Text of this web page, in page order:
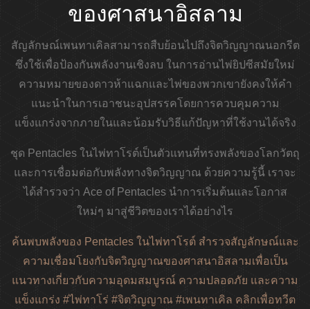
ของศาสนาอิสลาม
สัญลักษณ์เพนทาเคิลสามารถสืบย้อนไปถึงจิตวิญญาณนอกรีต
ซึ่งใช้เพื่อป้องกันพลังงานเชิงลบ ในการอ่านไพ่ยิปซีสมัยใหม่
ความหมายของดาวห้าแฉกและไพ่ของพวกเขายังคงให้คำ
แนะนำในการเอาชนะอุปสรรคโดยการควบคุมความ
แข็งแกร่งจากภายในและน้อมรับวิธีแก้ปัญหาที่ใช้งานได้จริง
ชุด Pentacles ในไพ่ทาโรต์เป็นตัวแทนที่ทรงพลังของโลกวัตถุ
และการเชื่อมต่อกับพลังทางจิตวิญญาณ ด้วยความรู้นี้ เราจะ
ได้สำรวจว่า Ace of Pentacles นำการเริ่มต้นและโอกาส
ใหม่ๆ มาสู่ชีวิตของเราได้อย่างไร
ค้นพบพลังของ Pentacles ในไพ่ทาโรต์ สำรวจสัญลักษณ์และ
ความเชื่อมโยงกับจิตวิญญาณของศาสนาอิสลามเพื่อเป็น
แนวทางเกี่ยวกับความอุดมสมบูรณ์ ความปลอดภัย และความ
แข็งแกร่ง #ไพ่ทาโร่ #จิตวิญญาณ #เพนทาเคิล คลิกเพื่อทวีต